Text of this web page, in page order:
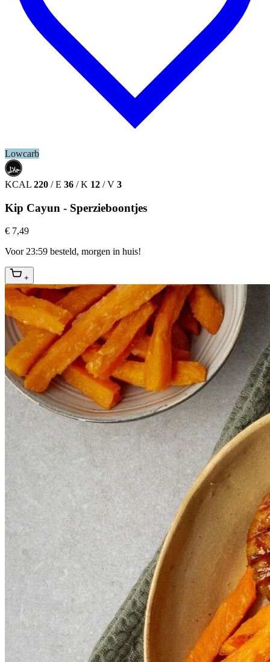
Lowcarb
حلال
HALAL
KCAL 220 / E 36 / K 12 / V 3
Kip Cayun - Sperzieboontjes
€ 7,49
Voor 23:59 besteld, morgen in huis!
+